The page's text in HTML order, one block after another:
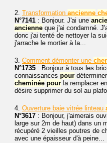
2. Transformation ancienne
N°7141 : Bonjour. J'ai une
ancienne que j'ai condamné.
donc j'ai tenté de nettoyer la
j'arrache le mortier à la...
3. Comment démonter une
N°1735 : Bonjour à tous les
connaissances pour
cheminée pour la remplacer
désire supprimer du sol au
4. Ouverture baie vitrée linteau
N°3617 : Bonjour, j'aimerais
large sur 2m de haut) dans un
récupéré 2 vieilles poutres de
avec une épaisseur d'à peine...